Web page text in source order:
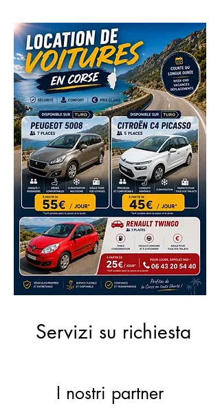
Servizi su richiesta
I nostri partner